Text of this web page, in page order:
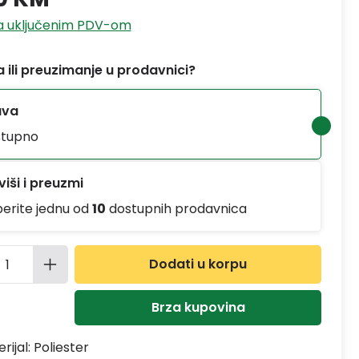
uključenim PDV-om
ili preuzimanje u prodavnici?
i preuzmi
jednu od10 dostupnih prodavnica
proizvoda: Unesite željenu
Dodati u korpu
Brza kupovina
Poliester